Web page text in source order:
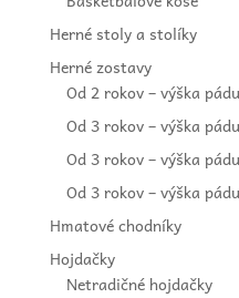
Herné stoly a stolíky
Herné zostavy
Od 2 rokov – výška
Od 3 rokov – výška
Od 3 rokov – výška
Od 3 rokov – výška
Hmatové chodníky
Hojdačky
Netradičné hojdačky